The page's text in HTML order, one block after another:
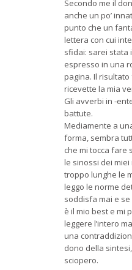
Secondo me il
anche un po’
punto che un
lettera con cui
sfidai: sarei stata
espresso in una
pagina. Il risultato
ricevette la mia
Gli avverbi in -
battute.
Mediamente a
forma, sembra
che mi tocca fare
le sinossi dei
troppo lunghe le
leggo le norme
soddisfa mai e se
è il mio best e mi
leggere l’intero
una
dono della
sciopero.